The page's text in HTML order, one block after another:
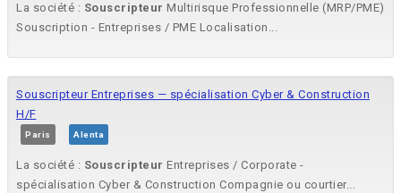
La société : Souscripteur Multirisque Professionnelle (MRP/PME)
Souscription - Entreprises / PME Localisation...
Souscripteur Entreprises — spécialisation Cyber & Construction
H/F
Paris Alenta
La société : Souscripteur Entreprises / Corporate -
spécialisation Cyber & Construction Compagnie ou courtier...